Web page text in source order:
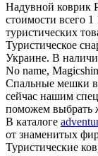
Надувной коврик
стоимости всего
туристических
Туристическое
Украине. В
No name,
Спальные мешки в
сейчас нашим
поможем выбрать
В каталоге
от знаменитых
Туристические